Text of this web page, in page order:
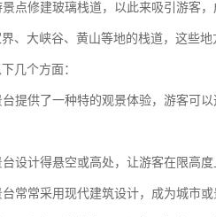
点修建玻璃栈道，以此来吸引游客，
、大峡谷、黄山等地的栈道，这些
几个方面：
提供了一种特的观景体验，游客可
设计得悬空或高处，让游客在限高度
常常采用现代建筑设计，成为城市